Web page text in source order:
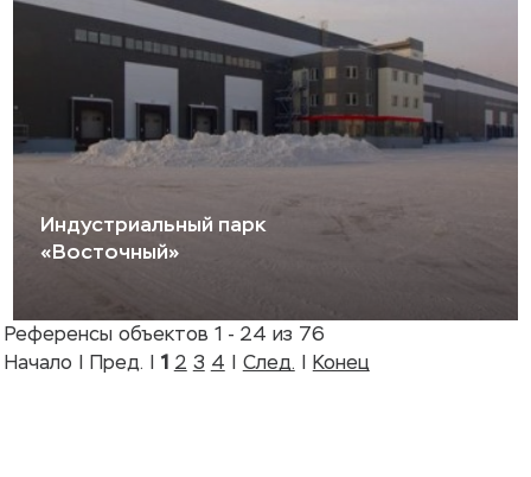
Индустриальный парк
«Восточный»
Референсы объектов 1 - 24 из 76
Начало | Пред. | 1 2 3 4 | След. | Конец